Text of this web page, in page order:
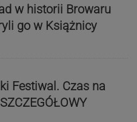
w historii Browaru
go w Książnicy
Festiwal. Czas na